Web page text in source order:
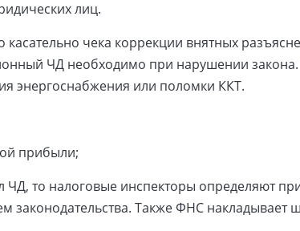
лиц.
чека коррекции внятных
ЧД необходимо при нарушении
энергоснабжения или поломки ККТ.
прибыли;
ЧД, то налоговые инспекторы определяют
законодательства. Также ФНС накладывает